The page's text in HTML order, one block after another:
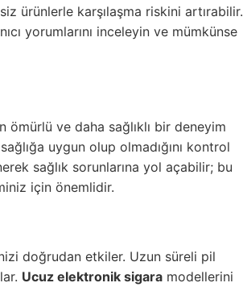
ürünlerle karşılaşma riskini artırabilir.
yorumlarını inceleyin ve mümkünse
ve daha sağlıklı bir deneyim
uygun olup olmadığını kontrol
sağlık sorunlarına yol açabilir; bu
için önemlidir.
doğrudan etkiler. Uzun süreli pil
Ucuz elektronik sigara modellerini